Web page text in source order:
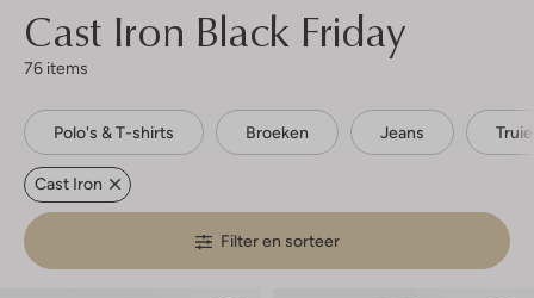
Cast Iron Black Friday
76 items
Polo's & T-shirts Broeken Jeans
Cast Iron
Filter en sorteer